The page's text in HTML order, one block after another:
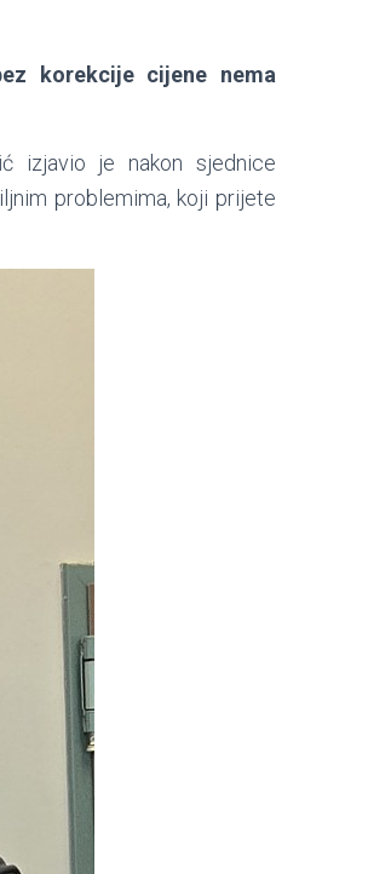
korekcije cijene nema
izjavio je nakon sjednice
problemima, koji prijete